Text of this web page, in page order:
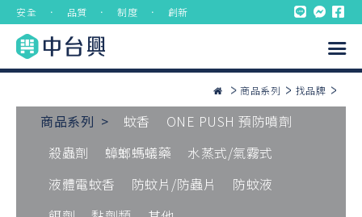
安全 ． 品質 ． 制度 ． 創新
商品系列 找品牌
商品系列 > 蚊香
ONE PUSH 預防噴劑
殺蟲劑
蟑螂螞蟻藥
水蒸式/氣霧式
液體電蚊香
防蚊片/防蟲片
防蚊液